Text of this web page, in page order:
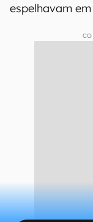
espelhavam